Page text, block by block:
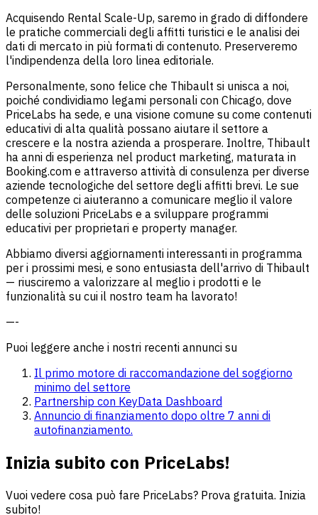
Acquisendo Rental Scale-Up, saremo in grado di diffondere
le pratiche commerciali degli affitti turistici e le analisi dei
dati di mercato in più formati di contenuto. Preserveremo
l'indipendenza della loro linea editoriale.
Personalmente, sono felice che Thibault si unisca a noi,
poiché condividiamo legami personali con Chicago, dove
PriceLabs ha sede, e una visione comune su come contenuti
educativi di alta qualità possano aiutare il settore a
crescere e la nostra azienda a prosperare. Inoltre, Thibault
ha anni di esperienza nel product marketing, maturata in
Booking.com e attraverso attività di consulenza per diverse
aziende tecnologiche del settore degli affitti brevi. Le sue
competenze ci aiuteranno a comunicare meglio il valore
delle soluzioni PriceLabs e a sviluppare programmi
educativi per proprietari e property manager.
Abbiamo diversi aggiornamenti interessanti in programma
per i prossimi mesi, e sono entusiasta dell'arrivo di Thibault
— riusciremo a valorizzare al meglio i prodotti e le
funzionalità su cui il nostro team ha lavorato!
—-
Puoi leggere anche i nostri recenti annunci su
Il primo motore di raccomandazione del soggiorno
minimo del settore
Partnership con KeyData Dashboard
Annuncio di finanziamento dopo oltre 7 anni di
autofinanziamento.
Inizia subito con PriceLabs!
Vuoi vedere cosa può fare PriceLabs? Prova gratuita. Inizia
subito!